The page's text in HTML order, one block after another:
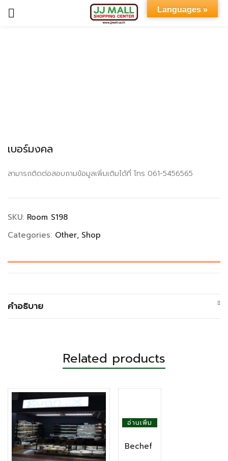
เบอร์มงคล
สามารถติดต่อสอบถามข้อมูลเพิ่มเติมได้ที่ โทร 061-5456565
SKU: Room S198
Categories: Other Shop
คำอธิบาย
Related products
อ่านเพิ่ม
Bechef
Languages »
Sign in